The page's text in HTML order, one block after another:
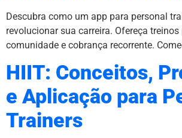
Descubra como um app para personal
revolucionar sua carreira. Ofereça treinos
comunidade e cobrança recorrente.
HIIT: Conceitos,
e Aplicação para
Trainers